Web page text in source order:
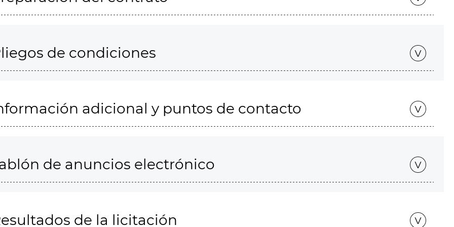
de condiciones
adicional y puntos de contacto
de anuncios electrónico
de la licitación